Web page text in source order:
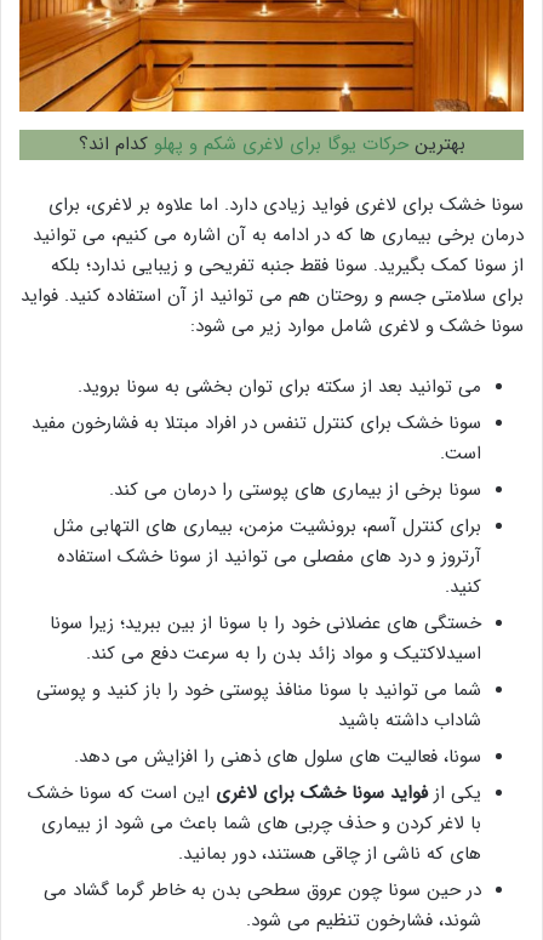
بهترینحرکات یوگا برای لاغری شکم و پهلو کدام اند؟
سونا خشک برای لاغری فواید زیادی دارد. اما علاوه بر لاغری، برای
درمان برخی بیماری ها که در ادامه به آن اشاره می کنیم، می توانید
از سونا کمک بگیرید. سونا فقط جنبه تفریحی و زیبایی ندارد؛ بلکه
برای سلامتی جسم و روحتان هم می توانید از آن استفاده کنید. فواید
سونا خشک و لاغری شامل موارد زیر می شود:
می توانید بعد از سکته برای توان بخشی به سونا بروید.
سونا خشک برای کنترل تنفس در افراد مبتلا به فشارخون مفید
است.
سونا برخی از بیماری های پوستی را درمان می کند.
برای کنترل آسم، برونشیت مزمن، بیماری های التهابی مثل
آرتروز و درد های مفصلی می توانید از سونا خشک استفاده
کنید.
خستگی های عضلانی خود را با سونا از بین ببرید؛ زیرا سونا
اسیدلاکتیک و مواد زائد بدن را به سرعت دفع می کند.
شما می توانید با سونا منافذ پوستی خود را باز کنید و پوستی
شاداب داشته باشید
سونا، فعالیت های سلول های ذهنی را افزایش می دهد.
یکی ازفواید سونا خشک برای لاغری این است که سونا خشک
با لاغر کردن و حذف چربی های شما باعث می شود از بیماری
های که ناشی از چاقی هستند، دور بمانید.
در حین سونا چون عروق سطحی بدن به خاطر گرما گشاد می
شوند، فشارخون تنظیم می شود.